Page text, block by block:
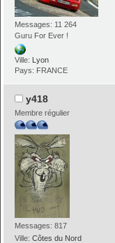
Messages: 11 264
Guru For Ever !
Ville: Lyon
Pays: FRANCE
y418
Membre régulier
Messages: 817
Ville:Côtes du Nord